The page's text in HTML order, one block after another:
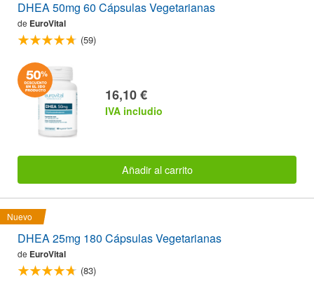
DHEA 50mg 60 Cápsulas Vegetarianas
de EuroVital
(59)
16,10 €
IVA includio
Añadir al carrito
Nuevo
DHEA 25mg 180 Cápsulas Vegetarianas
de EuroVital
(83)